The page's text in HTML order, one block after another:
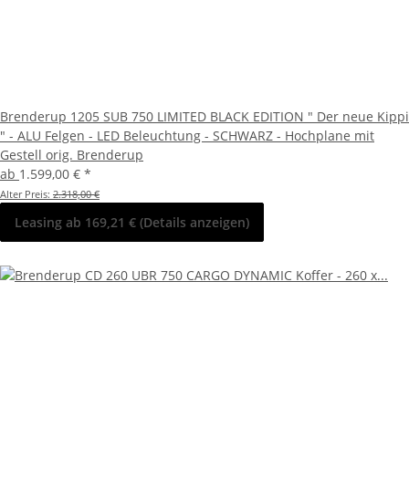
Brenderup 1205 SUB 750 LIMITED BLACK EDITION " Der neue Kippi
" - ALU Felgen - LED Beleuchtung - SCHWARZ - Hochplane mit
Gestell orig. Brenderup
ab 1.599,00 € *
Alter Preis: 2.318,00 €
Leasing ab 169,21 € (Details anzeigen)